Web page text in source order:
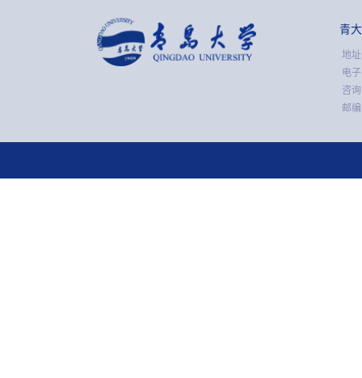
青
地
电
咨
邮